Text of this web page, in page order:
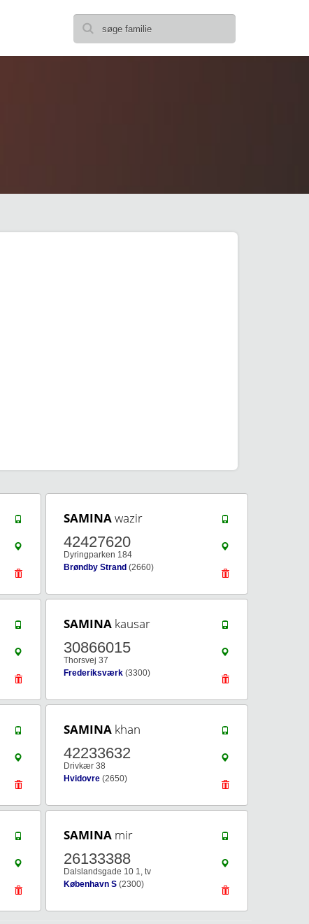
SAMINAwazir
42427620
Dyringparken 184
Brøndby Strand (2660)
SAMINA kausar
30866015
Thorsvej 37
Frederiksværk (3300)
SAMINA khan
42233632
Drivkær 38
Hvidovre (2650)
SAMINA mir
26133388
Dalslandsgade 10 1, tv
København S (2300)